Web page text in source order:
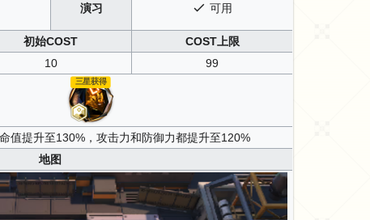
演习 可用
初始COST
COST上限
10 99
三星获得
值提升至130%，攻击力和防御力都提升至120%
地图